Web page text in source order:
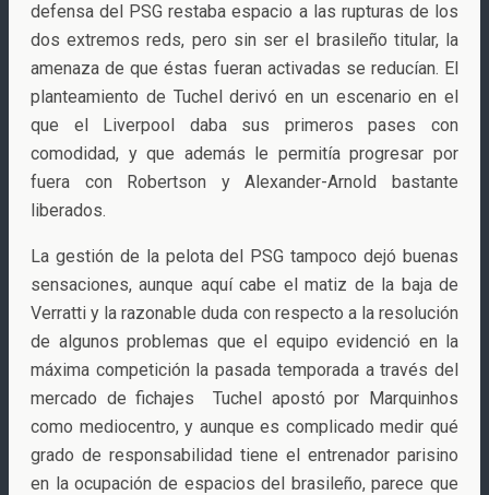
defensa del PSG restaba espacio a las rupturas de los
dos extremos reds, pero sin ser el brasileño titular, la
amenaza de que éstas fueran activadas se reducían. El
planteamiento de Tuchel derivó en un escenario en el
que el Liverpool daba sus primeros pases con
comodidad, y que además le permitía progresar por
fuera con Robertson y Alexander-Arnold bastante
liberados.
La gestión de la pelota del PSG tampoco dejó buenas
sensaciones, aunque aquí cabe el matiz de la baja de
Verratti y la razonable duda con respecto a la resolución
de algunos problemas que el equipo evidenció en la
máxima competición la pasada temporada a través del
mercado de fichajes Tuchel apostó por Marquinhos
como mediocentro, y aunque es complicado medir qué
grado de responsabilidad tiene el entrenador parisino
en la ocupación de espacios del brasileño, parece que